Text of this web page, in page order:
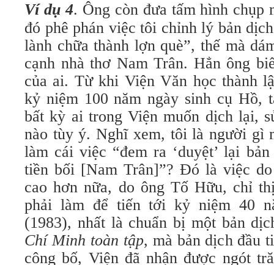
Ví dụ 4. Ông còn đưa tấm hình chụp
đó phê phán việc tôi chỉnh lý bản
lành chữa thành lợn què”, thế mà
cạnh nhà thơ Nam Trân. Hẳn ông
của ai. Từ khi Viện Văn học thành
kỷ niệm 100 năm ngày sinh cụ Hồ,
bất kỳ ai trong Viện muốn dịch lại,
nào tùy ý. Nghĩ xem, tôi là người gì
làm cái việc “đem ra ‘duyệt’ lại
tiền bối [Nam Trân]”? Đó là việc
cao hơn nữa, do ông Tố Hữu, chỉ
phải làm để tiến tới kỷ niệm 40
(1983), nhất là chuẩn bị một bản
Chí Minh toàn tập, mà bản dịch đầu
công bố, Viện đã nhận được ngót